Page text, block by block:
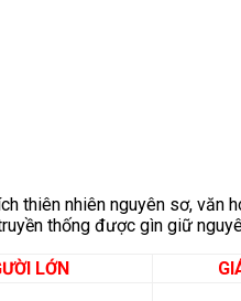
thiên nhiên nguyên sơ, văn
thống được gìn giữ
LỚN